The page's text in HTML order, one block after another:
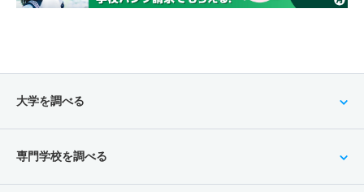
大学を調べる
専門学校を調べる